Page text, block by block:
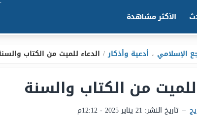
الأكثر مشاهدة
الإسلامي ، أدعية وأذكار / الدعاء للميت من الكتاب
للميت من الكتاب والسنة
– تاريخ النشر: 21 يناير 2025 - 12:12م